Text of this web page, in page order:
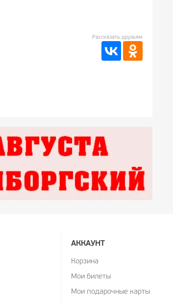
Рассказать друзьям
АККАУНТ
Корзина
Мои билеты
Мои подарочные карты